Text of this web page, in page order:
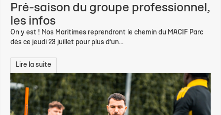
Pré-saison du groupe professionnel,
les infos
On y est ! Nos Maritimes reprendront le chemin du MACIF Parc
dès ce jeudi 23 juillet pour plus d’un...
Lire la suite